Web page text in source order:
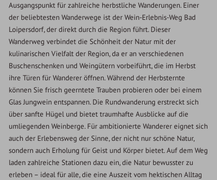
Ausgangspunkt für zahlreiche herbstliche Wanderungen. Einer
der beliebtesten Wanderwege ist der Wein-Erlebnis-Weg Bad
Loipersdorf, der direkt durch die Region führt. Dieser
Wanderweg verbindet die Schönheit der Natur mit der
kulinarischen Vielfalt der Region, da er an verschiedenen
Buschenschenken und Weingütern vorbeiführt, die im Herbst
ihre Türen für Wanderer öffnen. Während der Herbsternte
können Sie frisch geerntete Trauben probieren oder bei einem
Glas Jungwein entspannen. Die Rundwanderung erstreckt sich
über sanfte Hügel und bietet traumhafte Ausblicke auf die
umliegenden Weinberge. Für ambitionierte Wanderer eignet sich
auch der Erlebensweg der Sinne, der nicht nur schöne Natur,
sondern auch Erholung für Geist und Körper bietet. Auf dem Weg
laden zahlreiche Stationen dazu ein, die Natur bewusster zu
erleben – ideal für alle, die eine Auszeit vom hektischen Alltag